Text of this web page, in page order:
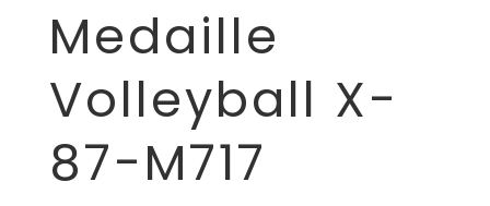
Medaille
Volleyball X-
87-M717